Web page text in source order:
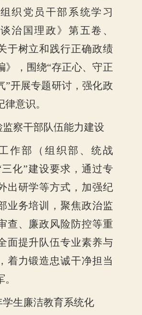
织党员干部系统学习
治国理政》第五卷、
于树立和践行正确政绩
》，围绕“存正心、守正
”开展专题研讨，强化政
意识。
监察干部队伍能力建设
作部（组织部、统战
三化”建设要求，通过专
出研学等方式，加强纪
业务培训，聚焦政治监
查、廉政风险防控等重
面提升队伍专业素养与
着力锻造忠诚干净担当
学生廉洁教育系统化